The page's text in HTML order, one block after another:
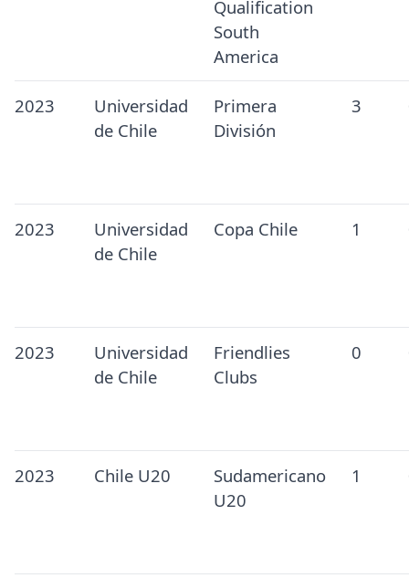
Qualification
South
America
2023
Universidad
de Chile
Primera
División
3
2023
Universidad
de Chile
Copa Chile 1
2023
Universidad
de Chile
Friendlies
Clubs
0
2023 Chile U20
Sudamericano
U20
1